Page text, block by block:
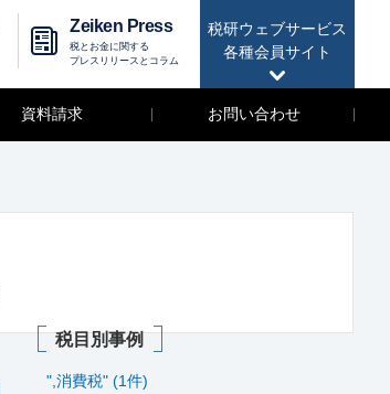
税研ウェブサービス
各種会員サイト
Zeiken Press
税とお金に関する
プレスリリースとコラム
資料請求 お問い合わせ
税目別事例
",消費税" (1件)